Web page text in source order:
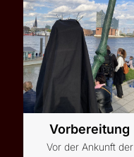
Vorbereitung
Vor der Ankunft der